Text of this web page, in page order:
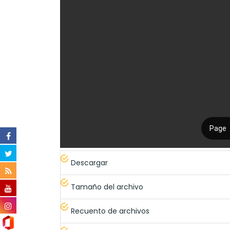
Descargar
Tamaño del archivo
Recuento de archivos